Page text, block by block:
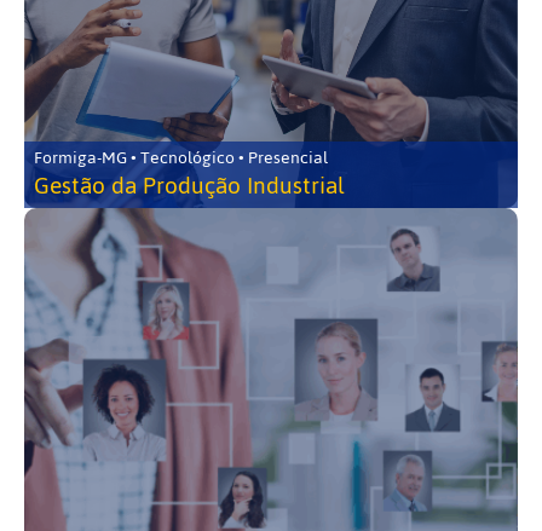
Formiga-MG • Tecnológico • Presencial
Gestão da Produção Industrial